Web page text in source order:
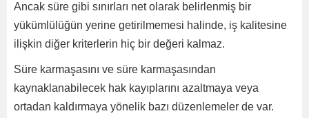
Ancak süre gibi sınırları net olarak belirlenmiş bir
yükümlülüğün yerine getirilmemesi halinde, iş kalitesine
ilişkin diğer kriterlerin hiç bir değeri kalmaz.
Süre karmaşasını ve süre karmaşasından
kaynaklanabilecek hak kayıplarını azaltmaya veya
ortadan kaldırmaya yönelik bazı düzenlemeler de var.